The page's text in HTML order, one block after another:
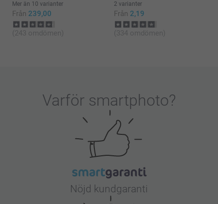
Mer än 10 varianter
Från 239,00
(243 omdömen)
2 varianter
Från 2,19
(334 omdömen)
Varför smartphoto?
Nöjd kundgaranti